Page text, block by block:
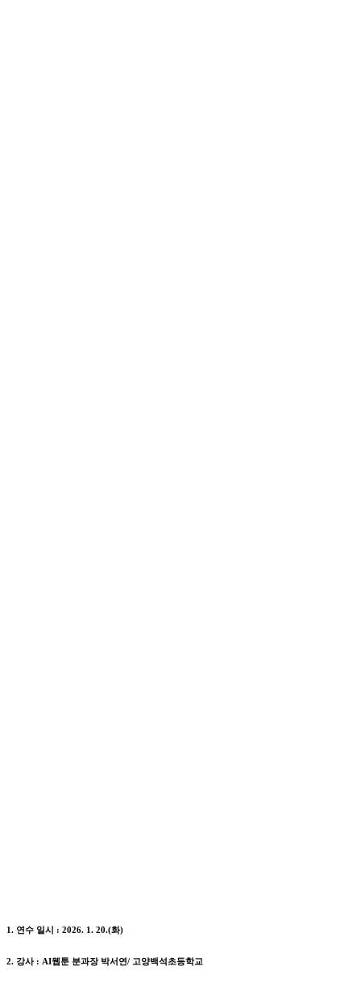
1. 연수 일시 : 2026. 1. 20.(화)
2. 강사 : AI웹툰 분과장 박서연/ 고양백석초등학교